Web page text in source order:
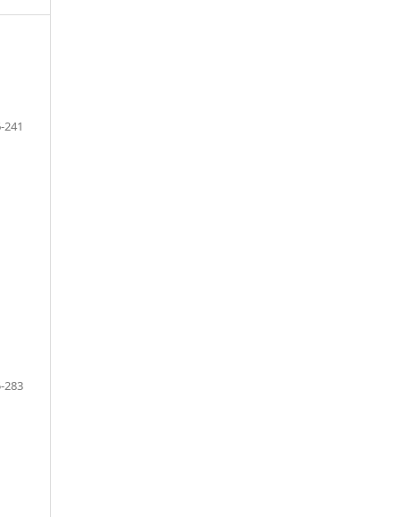
241
283